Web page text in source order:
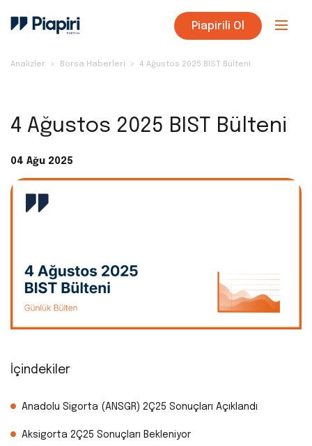
Piapirili Ol
Analizler Borsa Haberleri 4 Ağustos 2025 BIST Bülteni
4 Ağustos 2025 BIST Bülteni
04 Ağu 2025
İçindekiler
Anadolu Sigorta (ANSGR) 2Ç25 Sonuçları Açıklandı
Aksigorta 2Ç25 Sonuçları Bekleniyor